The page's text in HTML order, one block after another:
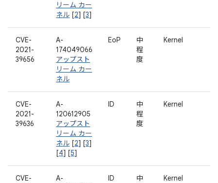
リーム カー
ネル [2] [3]
CVE-
2021-
39656
A-
174049066
アップスト
リーム カー
ネル
EoP
中
程
度
Kernel
CVE-
2021-
39636
A-
120612905
アップスト
リーム カー
ネル [2] [3]
[4] [5]
ID
中
程
度
Kernel
CVE-
A-
ID
中
Kernel